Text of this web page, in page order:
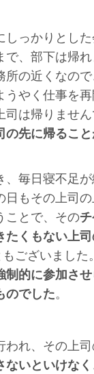
しっかりとし
、部下は帰れ
所の近くなの
うやく仕事を
は帰りません
の先に帰るこ
、毎日寝不足
日もその上司
ことで、その
たくもない上
ございました
制的に参加さ
のでした。
われ、その上
いといけなく